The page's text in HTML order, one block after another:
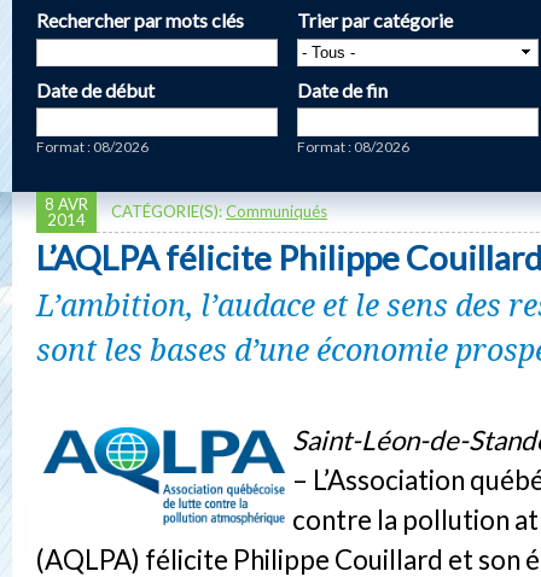
Rechercher par mots clés Trier par catégorie
Date de début
Format : 08/2026
Date de fin
Format : 08/2026
8 AVR
2014
CATÉGORIE(S):Communiqués
L’AQLPA félicite Philippe
L’ambition, l’audace et le sens des
sont les bases d’une économie
Saint-Léon-de-
– L’Association
contre la pollution
(AQLPA) félicite Philippe Couillard et son